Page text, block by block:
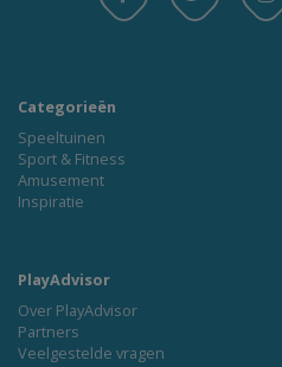
Categorieën
Speeltuinen
Sport & Fitness
Amusement
Inspiratie
PlayAdvisor
Over PlayAdvisor
Partners
Veelgestelde vragen